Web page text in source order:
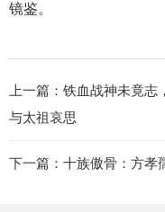
镜鉴。
上一篇： 铁血战神未竟志
与太祖哀思
下一篇： 十族傲骨：方孝